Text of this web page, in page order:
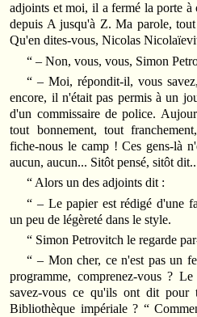
adjoints et moi, il a fermé la porte
depuis A jusqu'à Z. Ma parole,
Qu'en dites‑vous, Nicolas
“ – Non, vous, vous, Simon
“ – Moi, répondit‑il, vous
encore, il n'était pas permis à un
d'un commissaire de police.
tout bonnement, tout
fiche‑nous le camp ! Ces gens‑là
aucun, aucun... Sitôt pensé, sitôt
“ Alors un des adjoints dit :
“ – Le papier est rédigé d'une
un peu de légèreté dans le style.
“ Simon Petrovitch le regarde
“ – Mon cher, ce n'est pas un
programme, comprenez‑vous ?
savez‑vous ce qu'ils ont dit pour
Bibliothèque impériale ? “